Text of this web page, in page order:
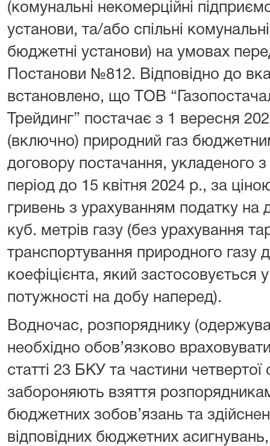
(комунальні некомерційні
установи, та/або спільні
бюджетні установи) на умовах
Постанови №812. Відповідно до
встановлено, що ТОВ
Трейдинг” постачає з 1 вересня
(включно) природний газ
договору постачання, укладеного
період до 15 квітня 2024 р., за
гривень з урахуванням податку на
куб. метрів газу (без урахування
транспортування природного газу
коефіцієнта, який застосовується
потужності на добу наперед).
Водночас, розпоряднику
необхідно обов’язково
статті 23 БКУ та частини четвертої
забороняють взяття
бюджетних зобов’язань та
відповідних бюджетних